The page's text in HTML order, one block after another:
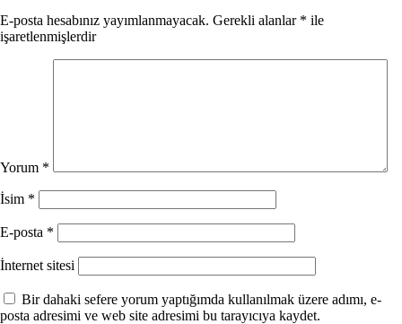
E-posta hesabınız yayımlanmayacak. Gerekli alanlar * ile
işaretlenmişlerdir
Yorum *
İsim *
E-posta *
İnternet sitesi
Bir dahaki sefere yorum yaptığımda kullanılmak üzere adımı, e-
posta adresimi ve web site adresimi bu tarayıcıya kaydet.